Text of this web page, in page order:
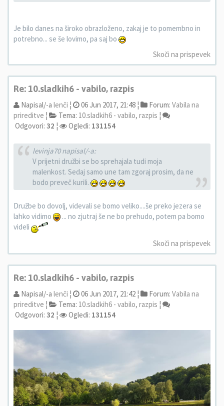
Je bilo danes na široko obrazloženo, zakaj je to pomembno in
potrebno... se še lovimo, pa saj bo
Skoči na prispevek
Re: 10.sladkih6 - vabilo, razpis
Napisal/-a lenči ¦ 06 Jun 2017, 21:48 ¦ Forum: Vabila na
prireditve ¦ Tema: 10.sladkih6 - vabilo, razpis ¦
Odgovori: 32 ¦ Ogledi: 131154
levinja70 napisal/-a:
V prijetni družbi se bo sprehajala tudi moja
malenkost. Sedaj samo une tam zgoraj prosim, da ne
bodo preveč kurili.
Družbe bo dovolj, videvali se bomo veliko....še preko jezera se
lahko vidimo
... no zjutraj še ne bo prehudo, potem pa bomo
videli
Skoči na prispevek
Re: 10.sladkih6 - vabilo, razpis
Napisal/-a lenči ¦ 06 Jun 2017, 21:42 ¦ Forum: Vabila na
prireditve ¦ Tema: 10.sladkih6 - vabilo, razpis ¦
Odgovori: 32 ¦ Ogledi: 131154